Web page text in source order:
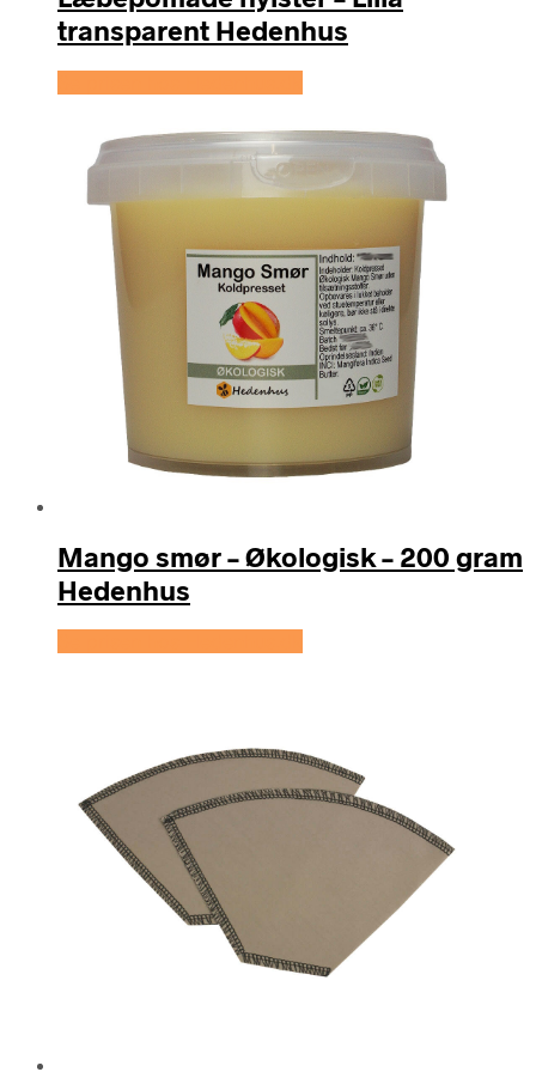
transparent Hedenhus
Mango smør – Økologisk – 200 gram
Hedenhus